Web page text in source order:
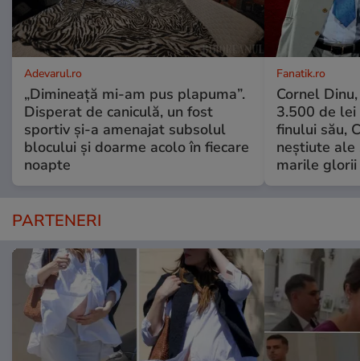
Adevarul.ro
„Dimineață mi-am pus plapuma”.
Disperat de caniculă, un fost
sportiv și-a amenajat subsolul
blocului și doarme acolo în fiecare
noapte
Fanatik.ro
Cornel
3.500 de lei
finului său,
neștiute
marile
PARTENERI